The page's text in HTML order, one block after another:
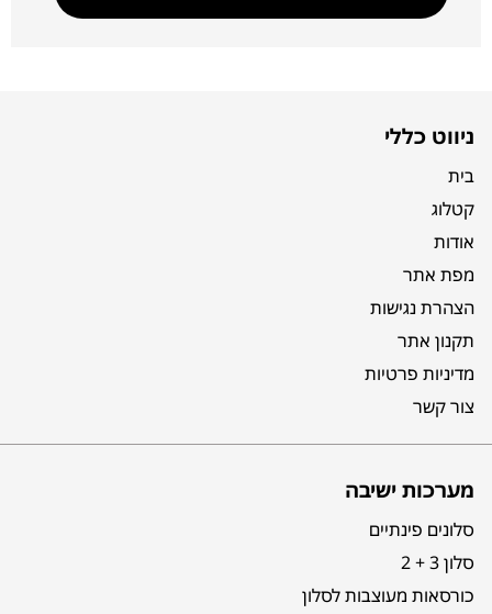
ניווט כללי
בית
קטלוג
אודות
מפת אתר
הצהרת נגישות
תקנון אתר
מדיניות פרטיות
צור קשר
מערכות ישיבה
סלונים פינתיים
סלון 3 + 2
כורסאות מעוצבות לסלון